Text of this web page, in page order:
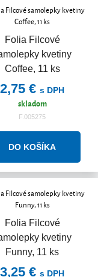
Folia Filcové
kvetiny
Coffee, 11 ks
2,75 € s DPH
skladom
F.005275
Folia Filcové
kvetiny
Funny, 11 ks
3,25 € s DPH